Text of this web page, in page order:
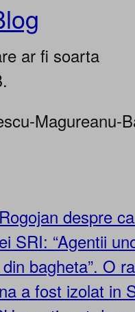
ar fi soarta
Magureanu-
despre
SRI: “Agentii
bagheta”. O
a fost izolat in